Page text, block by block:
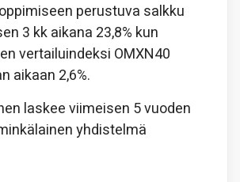
perustuva salkku
3 kk aikana 23,8% kun
vertailuindeksi OMXN40
aikaan 2,6%.
laskee viimeisen 5 vuoden
yhdistelmä